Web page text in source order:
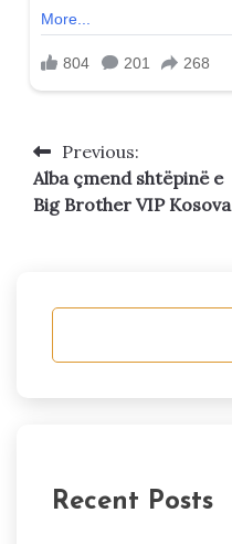
Post
navigation
Previous:
Alba çmend shtëpinë e
Big Brother VIP Kosova
Recent Posts